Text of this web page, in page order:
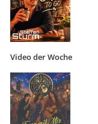
Video der Woche